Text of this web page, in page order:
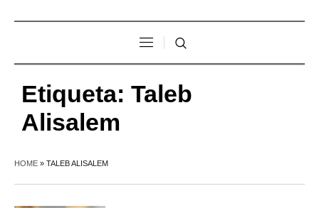
Etiqueta: Taleb
Alisalem
HOME » TALEB ALISALEM